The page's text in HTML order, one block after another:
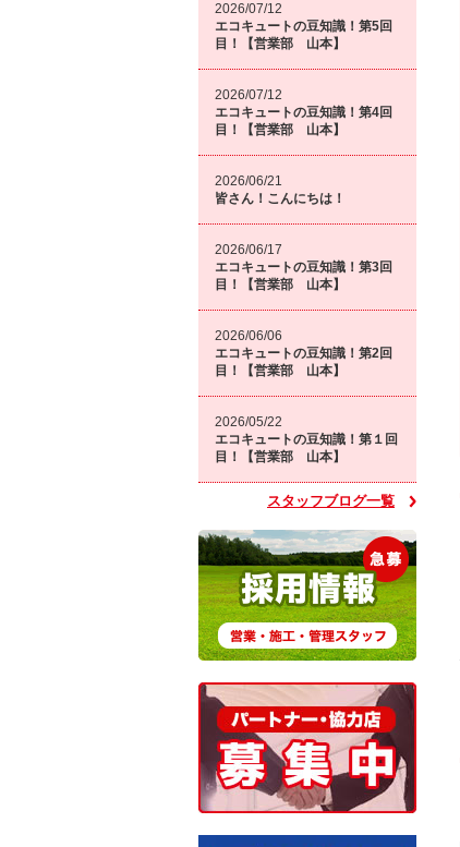
2026/07/12
エコキュートの豆知識！第5回
目！【営業部 山本】
2026/07/12
エコキュートの豆知識！第4回
目！【営業部 山本】
2026/06/21
皆さん！こんにちは！
2026/06/17
エコキュートの豆知識！第3回
目！【営業部 山本】
2026/06/06
エコキュートの豆知識！第2回
目！【営業部 山本】
2026/05/22
エコキュートの豆知識！第１回
目！【営業部 山本】
スタッフブログ一覧